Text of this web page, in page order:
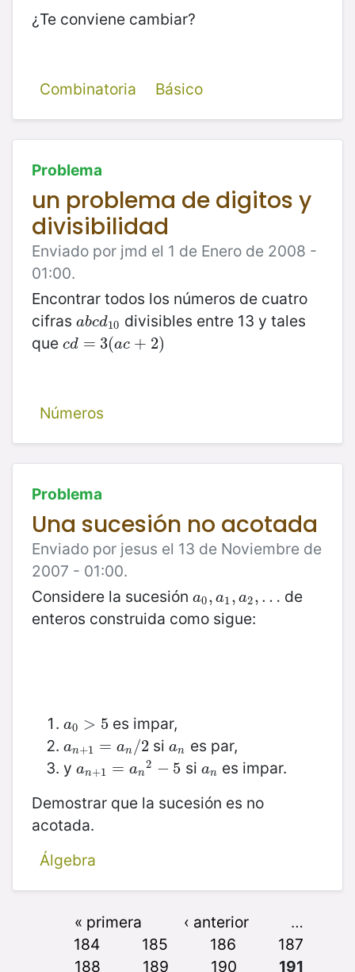
¿Te conviene cambiar?
Combinatoria Básico
Problema
un problema de digitos y
divisibilidad
Enviado por jmd el 1 de Enero de 2008 -
01:00.
Encontrar todos los números de cuatro
cifras abcd10
abcd10divisibles entre 13 y tales
que cd = 3(ac + 2)
cd =3 (ac+ 2)
Números
Problema
Una sucesión no acotada
Enviado por jesus el 13 de Noviembre de
2007 - 01:00.
Considere la sucesión a0, a1, a2, …
a0,a1 ,a2,…
de
enteros construida como sigue:
a0 > 5
a0 >5 es impar,
an+1 = an /2
an+1 =an/2 sian
an es par,
y an+1 = an
2 − 5
an+1 =an2−5 si an
an es impar.
Demostrar que la sucesión es no
acotada.
Álgebra
« primera ‹ anterior
…
184
185 186
187
188
189 190 191